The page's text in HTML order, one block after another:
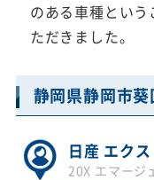
のある車種とい
ただきました。
静岡県静岡市
日産 エク
20X エマージ